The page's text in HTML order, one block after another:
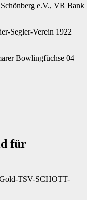
e.V., VR Bank
Segler-Verein 1922
Bowlingfüchse 04
für
TSV-SCHOTT-